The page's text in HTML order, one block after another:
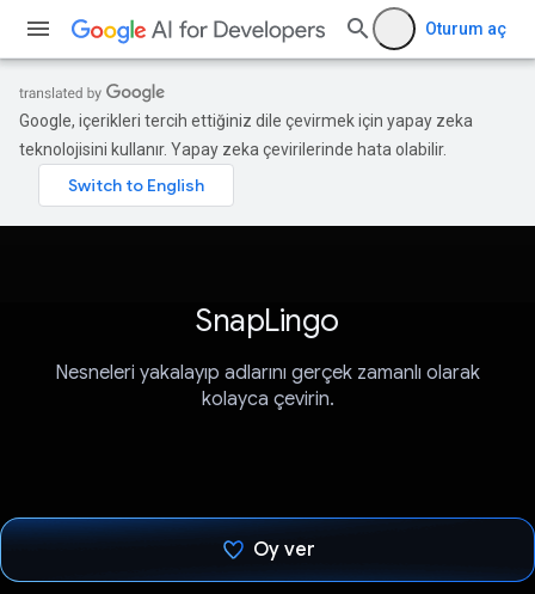
Oturum aç
Google, içerikleri tercih ettiğiniz dile çevirmek için yapay zeka
teknolojisini kullanır. Yapay zeka çevirilerinde hata olabilir.
SnapLingo
Nesneleri yakalayıp adlarını gerçek zamanlı olarak
kolayca çevirin.
Oy ver